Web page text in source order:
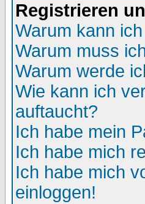
Registrieren
Warum kann
Warum muss
Warum werde
Wie kann ich
auftaucht?
Ich habe mein
Ich habe mich
Ich habe mich
einloggen!